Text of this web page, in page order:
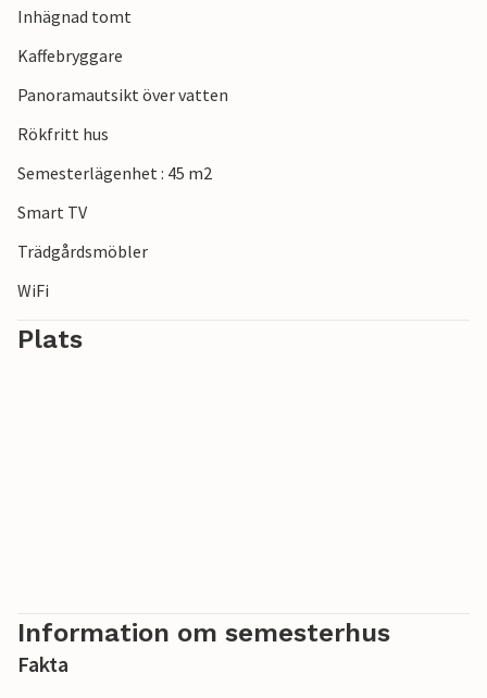
Inhägnad tomt
Kaffebryggare
Panoramautsikt över vatten
Rökfritt hus
Semesterlägenhet : 45 m2
Smart TV
Trädgårdsmöbler
WiFi
Plats
Information om semesterhus
Fakta